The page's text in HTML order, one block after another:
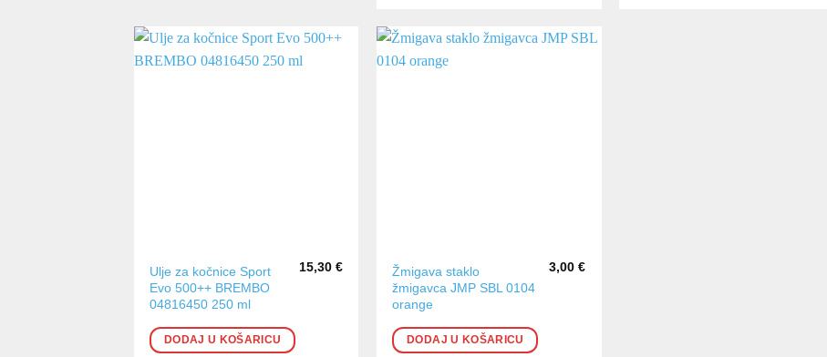
Ulje za kočnice Sport
Evo 500++ BREMBO
04816450 250 ml
15,30€
DODAJ U KOŠARICU
Žmigava staklo
žmigavca JMP SBL 0104
orange
3,00€
DODAJ U KOŠARICU